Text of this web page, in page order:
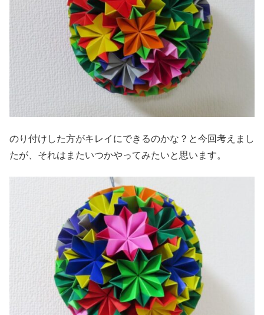
のり付けした方がキレイにできるのかな？と今回考えまし
たが、それはまたいつかやってみたいと思います。